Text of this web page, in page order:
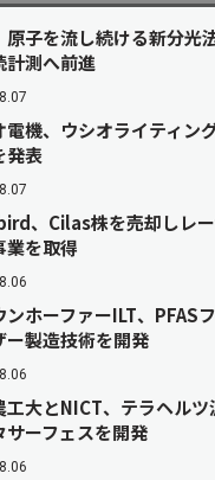
原子を流し続ける新分
計測へ前進
電機、ウシオライティン
発表
、Cilas株を売却しレ
業を取得
ンホーファーILT、PFAS
ー製造技術を開発
工大とNICT、テラヘル
サーフェスを開発